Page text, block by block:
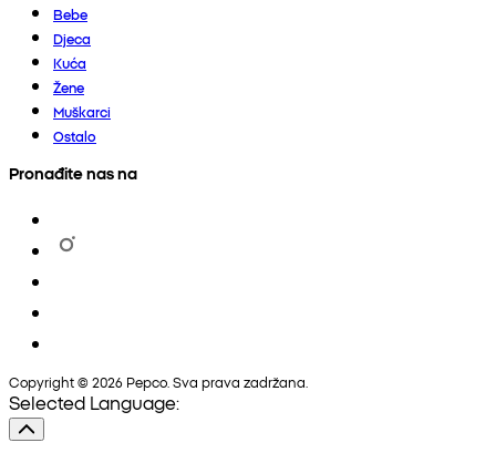
Bebe
Djeca
Kuća
Žene
Muškarci
Ostalo
Pronađite nas na
Copyright © 2026 Pepco. Sva prava zadržana.
Selected Language: